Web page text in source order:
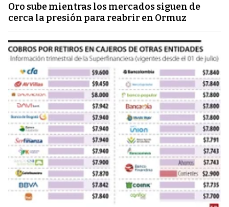
Oro sube mientras los mercados siguen de
cerca la presión para reabrir en Ormuz